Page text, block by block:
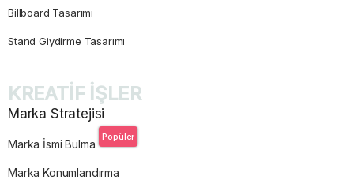
Billboard Tasarımı
Stand Giydirme Tasarımı
KREATİF İŞLER
Marka Stratejisi
Marka İsmi Bulma
Popüler
Marka Konumlandırma